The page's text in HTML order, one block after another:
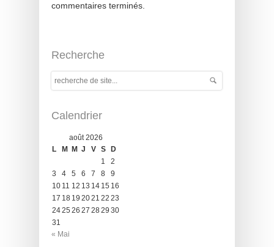
commentaires terminés.
Recherche
Calendrier
août 2026
L
M M J V S
D
1
2
3
4 5 6 7 8
9
10 11 12 13 14 15 16
17 18 19 2021 22 23
2425 26 27 2829 30
31
« Mai